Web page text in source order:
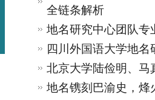
全链条解析
地名研究中心团队专
四川外国语大学地名
北京大学陆俭明、马
地名镌刻巴渝史，烽